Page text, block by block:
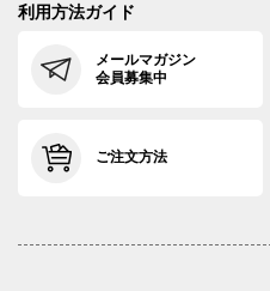
利用方法ガイド
メールマガジン
会員募集中
ご注文方法